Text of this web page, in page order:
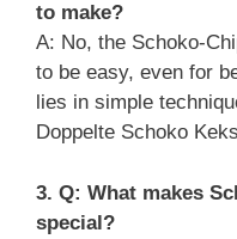
to make?
A: No, the Schoko-
to be easy, even for
lies in simple
Doppelte Schoko
3. Q: What makes
special?